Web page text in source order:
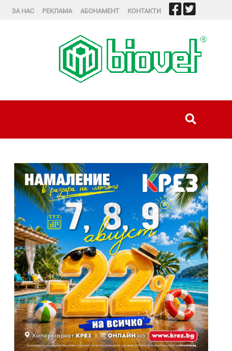
ЗА НАС РЕКЛАМА АБОНАМЕНТ КОНТАКТИ